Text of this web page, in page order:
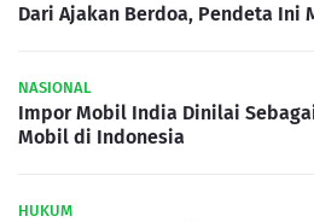
Dari Ajakan Berdoa, Pendeta Ini
NASIONAL
Impor Mobil India Dinilai
Mobil di Indonesia
HUKUM